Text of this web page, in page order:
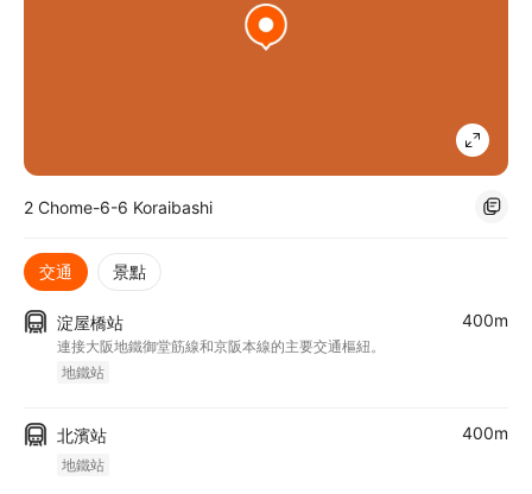
2 Chome-6-6 Koraibashi
交通 景點
淀屋橋站
連接大阪地鐵御堂筋線和京阪本線的主要交通樞紐。
地鐵站
400m
北濱站
地鐵站
400m